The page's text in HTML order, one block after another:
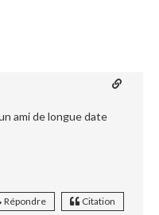
ami de longue date
Répondre Citation